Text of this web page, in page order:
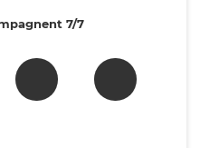
7/7